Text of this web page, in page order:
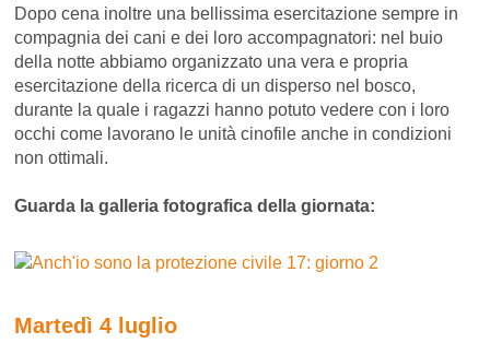
Dopo cena inoltre una bellissima esercitazione sempre in
compagnia dei cani e dei loro accompagnatori: nel buio
della notte abbiamo organizzato una vera e propria
esercitazione della ricerca di un disperso nel bosco,
durante la quale i ragazzi hanno potuto vedere con i loro
occhi come lavorano le unità cinofile anche in condizioni
non ottimali.
Guarda la galleria fotografica della giornata:
Martedì 4 luglio